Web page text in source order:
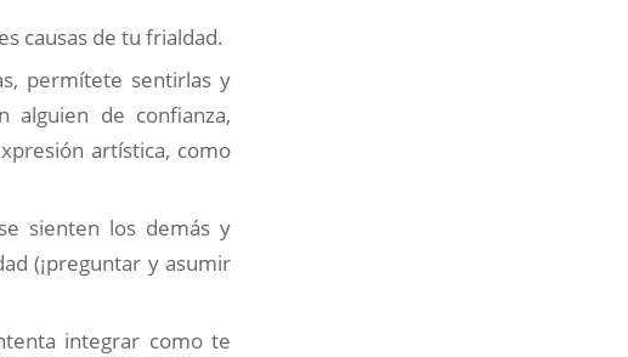
causas de tu frialdad.
permítete sentirlas y
alguien de confianza,
artística, como
sienten los demás y
(¡preguntar y asumir
integrar como te